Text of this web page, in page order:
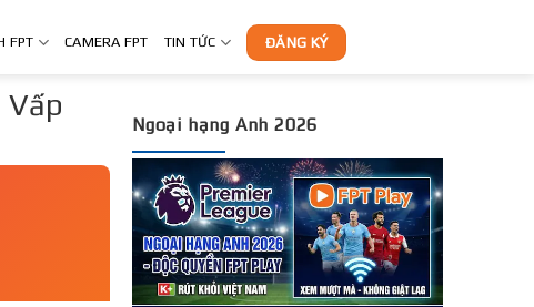
FPT CAMERA FPT TIN TỨC ĐĂNG KÝ
Vấp
Ngoại hạng Anh 2026